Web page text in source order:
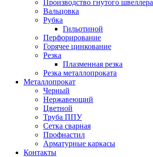
Производство гнутого швеллера
Вальцовка
Рубка
Гильотиной
Перфорирование
Горячее цинкование
Резка
Плазменная резка
Резка металлопроката
Металлопрокат
Черный
Нержавеющий
Цветной
Труба ППУ
Сетка сварная
Профнастил
Арматурные каркасы
Контакты